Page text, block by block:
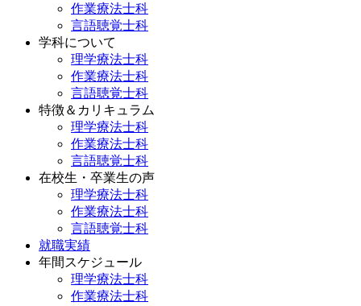
作業療法士科
言語聴覚士科
学科について
理学療法士科
作業療法士科
言語聴覚士科
特徴＆カリキュラム
理学療法士科
作業療法士科
言語聴覚士科
在校生・卒業生の声
理学療法士科
作業療法士科
言語聴覚士科
就職実績
年間スケジュール
理学療法士科
作業療法士科